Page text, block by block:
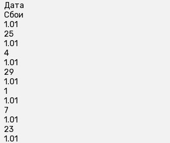
Дата
Сбои
1.01
25
1.01
4
1.01
29
1.01
1
1.01
7
1.01
23
1.01